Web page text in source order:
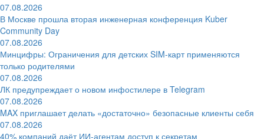
07.08.2026
В Москве прошла вторая инженерная конференция Kuber
Community Day
07.08.2026
Минцифры: Ограничения для детских SIM-карт применяются
только родителями
07.08.2026
ЛК предупреждает о новом инфостилере в Telegram
07.08.2026
MAX приглашает делать «достаточно» безопасные клиенты себя
07.08.2026
40% компаний даёт ИИ‑агентам доступ к секретам